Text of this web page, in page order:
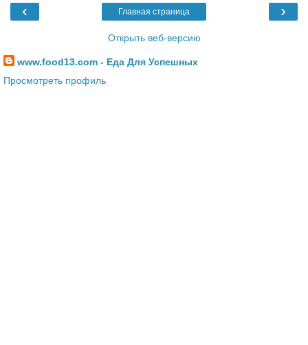
‹ ›
Главная страница
Открыть веб-версию
www.food13.com - Еда Для Успешных
Просмотреть профиль